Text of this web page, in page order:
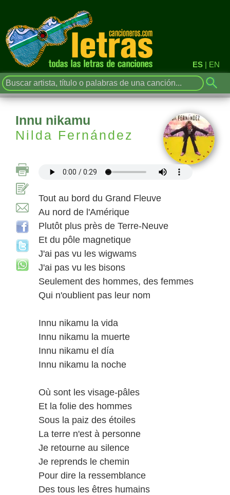
ES | EN
Innu nikamu
Nilda Fernández
Tout au bord du Grand Fleuve
Au nord de l'Amérique
Plutôt plus près de Terre-Neuve
Et du pôle magnetique
J'ai pas vu les wigwams
J'ai pas vu les bisons
Seulement des hommes, des femmes
Qui n'oublient pas leur nom
Innu nikamu la vida
Innu nikamu la muerte
Innu nikamu el día
Innu nikamu la noche
Où sont les visage-pâles
Et la folie des hommes
Sous la paiz des étoiles
La terre n'est à personne
Je retourne au silence
Je reprends le chemin
Pour dire la ressemblance
Des tous les êtres humains